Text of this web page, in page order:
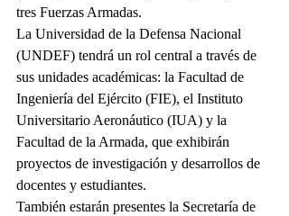
tres Fuerzas Armadas.
La Universidad de la Defensa Nacional
(UNDEF) tendrá un rol central a través de
sus unidades académicas: la Facultad de
Ingeniería del Ejército (FIE), el Instituto
Universitario Aeronáutico (IUA) y la
Facultad de la Armada, que exhibirán
proyectos de investigación y desarrollos de
docentes y estudiantes.
También estarán presentes la Secretaría de